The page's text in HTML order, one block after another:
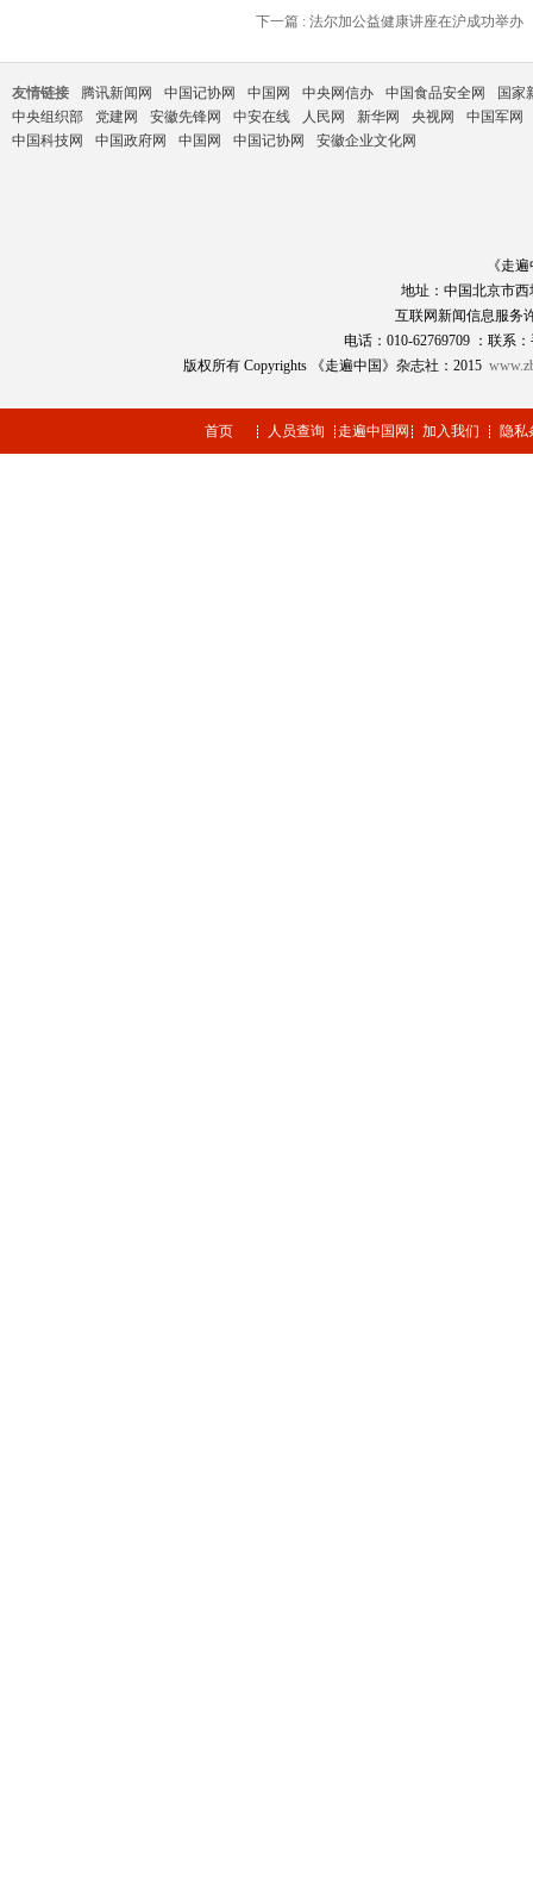
下一篇 : 法尔加公益健康讲座在沪成功举办
友情链接 腾讯新闻网 中国记协网 中国网 中央网信办 中国食品安全网
国家
中央组织部
党建网 安徽先锋网 中安在线 人民网 新华网 央视网
中国军网
中国科技网
中国政府网 中国网 中国记协网 安徽企业文化网
《走
地址：中国北京市
互联网新闻信息服务
电话：010-62769709 ：联系
版权所有 Copyrights 《走遍中国》杂志社：2015
首页 人员查询 走遍中国网 加入我们 隐私